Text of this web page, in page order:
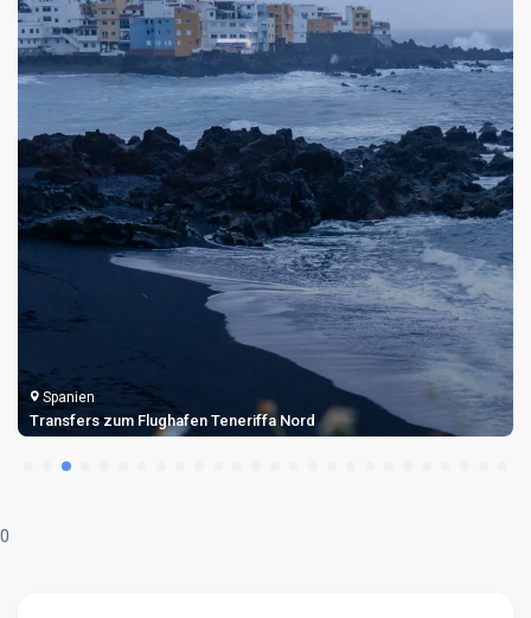
Spanien
Transfers zum Flughafen Teneriffa Nord
0